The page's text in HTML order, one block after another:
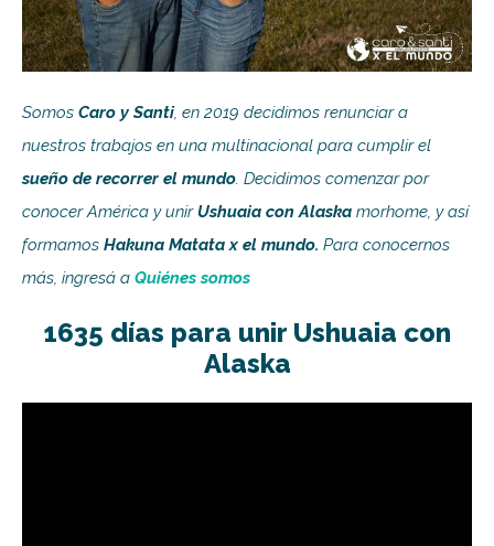
Somos Caro y Santi, en 2019 decidimos renunciar a
nuestros trabajos en una multinacional para cumplir el
sueño de recorrer el mundo . Decidimos comenzar por
conocer América y unir Ushuaia con Alaska morhome, y así
formamos Hakuna Matata x el mundo. Para conocernos
más, ingresá a Quiénes somos
1635 días para unir Ushuaia con
Alaska